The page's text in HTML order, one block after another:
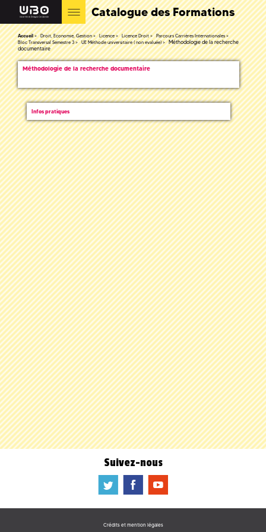
Catalogue des Formations
Accueil Droit, Economie, Gestion Licence Licence Droit
Parcours Carrières Internationales
Bloc Transversal Semestre 3
UE Méthode universitaire ( non evaluée)
Méthodologie de la recherche
documentaire
Méthodologie de la recherche documentaire
Infos pratiques
Suivez-nous
a b f
Crédits et mention légales